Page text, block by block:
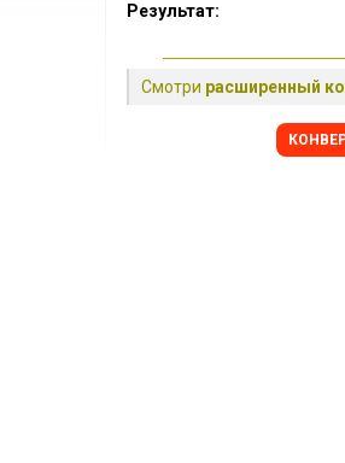
Результат:
Смотри расширенный